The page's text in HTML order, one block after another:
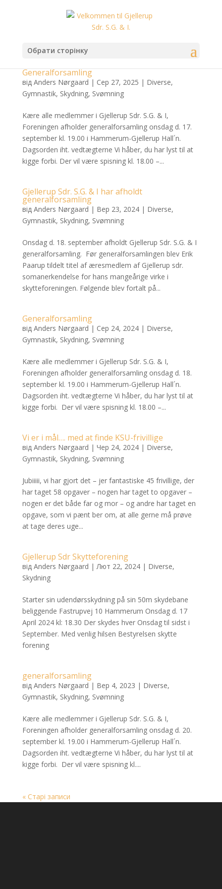
Обрати сторінку
Generalforsamling
від Anders Nørgaard | Сер 27, 2025 | Diverse,
Gymnastik, Skydning, Svømning
Kære alle medlemmer i Gjellerup Sdr. S.G. & I,
Foreningen afholder generalforsamling onsdag d. 17.
september kl. 19.00 i Hammerum-Gjellerup Hall´n.
Dagsorden iht. vedtægterne Vi håber, du har lyst til at
kigge forbi. Der vil være spisning kl. 18.00 –...
Gjellerup Sdr. S.G. & I har afholdt
generalforsamling
від Anders Nørgaard | Вер 23, 2024| Diverse,
Gymnastik, Skydning, Svømning
Onsdag d. 18. september afholdt Gjellerup Sdr. S.G. & I
generalforsamling. Før generalforsamlingen blev Erik
Paarup tildelt titel af æresmedlem af Gjellerup sdr.
somanerkendelse for hans mangeårige virke i
skytteforeningen. Følgende blev fortalt på...
Generalforsamling
від Anders Nørgaard | Сер 24, 2024| Diverse,
Gymnastik, Skydning, Svømning
Kære alle medlemmer i Gjellerup Sdr. S.G. & I,
Foreningen afholder generalforsamling onsdag d. 18.
september kl. 19.00 i Hammerum-Gjellerup Hall´n.
Dagsorden iht. vedtægterne Vi håber, du har lyst til at
kigge forbi. Der vil være spisning kl. 18.00 –...
Vi er i mål…. med at finde KSU-frivillige
від Anders Nørgaard | Чер 24, 2024| Diverse,
Gymnastik, Skydning, Svømning
Jubiiiii, vi har gjort det – jer fantastiske 45 frivillige, der
har taget 58 opgaver – nogen har taget to opgaver –
nogen er det både far og mor – og andre har taget en
opgave, som vi pænt ber om, at alle gerne må prøve
at tage deres uge...
Gjellerup Sdr Skytteforening
від Anders Nørgaard |Лют 22, 2024| Diverse,
Skydning
Starter sin udendørsskydning på sin 50m skydebane
beliggende Fastrupvej 10 Hammerum Onsdag d. 17
April 2024 kl: 18.30 Der skydes hver Onsdag til sidst i
September. Med venlig hilsen Bestyrelsen skytte
forening
generalforsamling
від Anders Nørgaard | Вер 4, 2023 | Diverse,
Gymnastik, Skydning, Svømning
Kære alle medlemmer i Gjellerup Sdr. S.G. & I,
Foreningen afholder generalforsamling onsdag d. 20.
september kl. 19.00 i Hammerum-Gjellerup Hall´n.
Dagsorden iht. vedtægterne Vi håber, du har lyst til at
kigge forbi. Der vil være spisning kl....
« Старі записи